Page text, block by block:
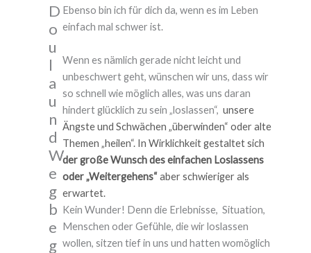
D
o
u
l
a
u
n
d
W
e
g
b
e
g
Ebenso bin ich für dich da, wenn es im Leben
einfach mal schwer ist.
Wenn es nämlich gerade nicht leicht und
unbeschwert geht, wünschen wir uns, dass wir
so schnell wie möglich alles, was uns daran
hindert glücklich zu sein „loslassen“, unsere
Ängste und Schwächen „überwinden“ oder alte
Themen „heilen“. In Wirklichkeit gestaltet sich
der große Wunsch des einfachen Loslassens
oder „Weitergehens“aber schwieriger als
erwartet.
Kein Wunder! Denn die Erlebnisse, Situation,
Menschen oder Gefühle, die wir loslassen
wollen, sitzen tief in uns und hatten womöglich